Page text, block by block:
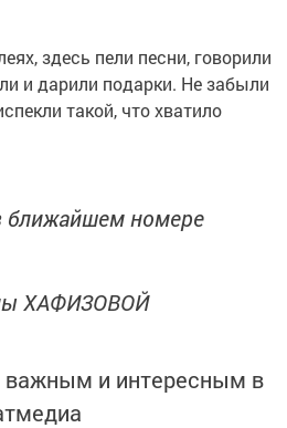
здесь пели песни, говорили
и дарили подарки. Не забыли
такой, что хватило
ближайшем номере
ХАФИЗОВОЙ
и интересным в